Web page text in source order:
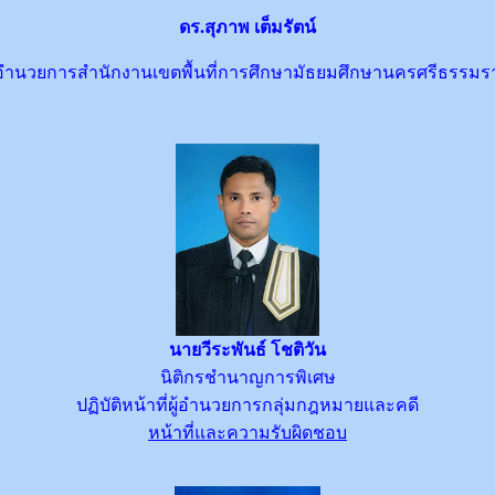
ดร.สุภาพ เต็มรัตน์
ำนวยการสำนักงานเขตพื้นที่การศึกษามัธยมศึกษานครศรีธรรมร
นายวีระพันธ์ โชติวัน
นิติกรชำนาญการพิเศษ
ปฏิบัติหน้าที่ผู้อำนวยการกลุ่มกฎหมายและคดี
หน้าที่และความรับผิดชอบ